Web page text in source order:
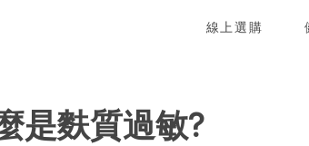
線上選購
是麩質過敏?